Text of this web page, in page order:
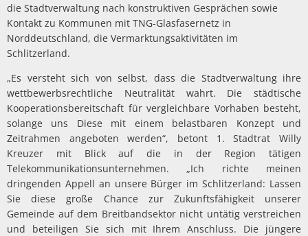
die Stadtverwaltung nach konstruktiven Gesprächen sowie
Kontakt zu Kommunen mit TNG-Glasfasernetz in
Norddeutschland, die Vermarktungsaktivitäten im
Schlitzerland.
„Es versteht sich von selbst, dass die Stadtverwaltung ihre
wettbewerbsrechtliche Neutralität wahrt. Die städtische
Kooperationsbereitschaft für vergleichbare Vorhaben besteht,
solange uns Diese mit einem belastbaren Konzept und
Zeitrahmen angeboten werden“, betont 1. Stadtrat Willy
Kreuzer mit Blick auf die in der Region tätigen
Telekommunikationsunternehmen. „Ich richte meinen
dringenden Appell an unsere Bürger im Schlitzerland: Lassen
Sie diese große Chance zur Zukunftsfähigkeit unserer
Gemeinde auf dem Breitbandsektor nicht untätig verstreichen
und beteiligen Sie sich mit Ihrem Anschluss. Die jüngere